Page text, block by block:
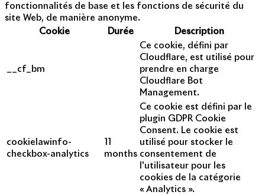
fonctionnalités de base et les fonctions de sécurité du
site Web, de manière anonyme.
Cookie
Durée Description
__cf_bm
Ce cookie, défini par
Cloudflare, est utilisé pour
prendre en charge
Cloudflare Bot
Management.
cookielawinfo-
checkbox-analytics
months
Ce cookie est défini par le
plugin GDPR Cookie
Consent. Le cookie est
utilisé pour stocker le
consentement de
l'utilisateur pour les
cookies de la catégorie
« Analytics ».